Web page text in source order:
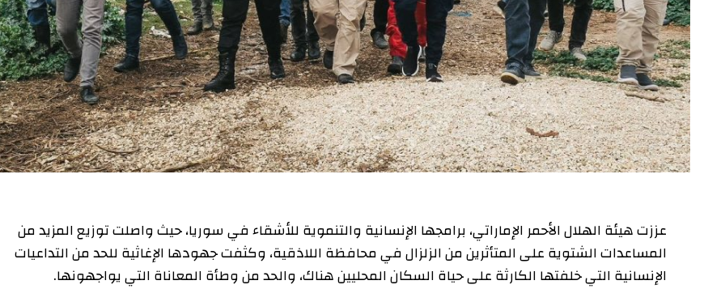
عززت هيئة الهلال الأحمر الإماراتي، برامجها الإنسانية والتنموية للأشقاء في سوريا، حيث واصلت توزيع المزيد من
المساعدات الشتوية على المتأثرين من الزلزال في محافظة اللاذقية، وكثفت جهودها الإغاثية للحد من التداعيات
الإنسانية التي خلفتها الكارثة على حياة السكان المحليين هناك، والحد من وطأة المعاناة التي يواجهونها.